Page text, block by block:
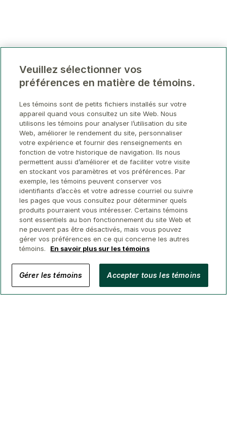
Confidentialité Avis juridique Sécurité
Accessibilité
Veuillez sélectionner vos
préférences en matière de témoins.
Les témoins sont de petits fichiers installés sur votre
appareil quand vous consultez un site Web. Nous
utilisons les témoins pour analyser l’utilisation du site
Web, améliorer le rendement du site, personnaliser
votre expérience et fournir des renseignements en
fonction de votre historique de navigation. Ils nous
permettent aussi d’améliorer et de faciliter votre visite
en stockant vos paramètres et vos préférences. Par
exemple, les témoins peuvent conserver vos
identifiants d’accès et votre adresse courriel ou suivre
les pages que vous consultez pour déterminer quels
produits pourraient vous intéresser. Certains témoins
sont essentiels au bon fonctionnement du site Web et
ne peuvent pas être désactivés, mais vous pouvez
gérer vos préférences en ce qui concerne les autres
témoins.
En savoir plus sur les témoins
Gérer les témoins Accepter tous les témoins